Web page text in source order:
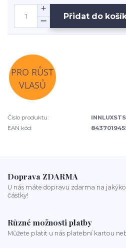
Přidat do
Číslo produktu:
EAN kód:
Doprava ZDARMA
U nás máte dopravu zdarma na
částky!
Různé možnosti platby
Můžete platit u nás platební kartou